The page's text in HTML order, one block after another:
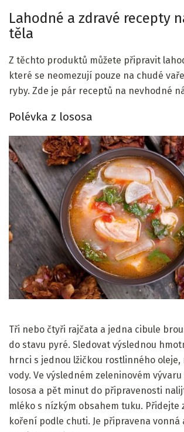
Lahodné a zdravé recepty
těla
Z těchto produktů můžete připravit
které se neomezují pouze na chudé
ryby. Zde je pár receptů na nevhodné
Polévka z lososa
Tři nebo čtyři rajčata a jedna cibule
do stavu pyré. Sledovat výslednou
hrnci s jednou lžičkou rostlinného
vody. Ve výsledném zeleninovém
lososa a pět minut do připravenosti
mléko s nízkým obsahem tuku. Přidejte
koření podle chuti. Je připravena vonná